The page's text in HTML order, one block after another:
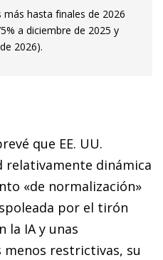
hasta finales de 2026
a diciembre de 2025 y
2026).
que EE. UU.
relativamente dinámica
«de normalización»
por el tirón
la IA y unas
restrictivas, su